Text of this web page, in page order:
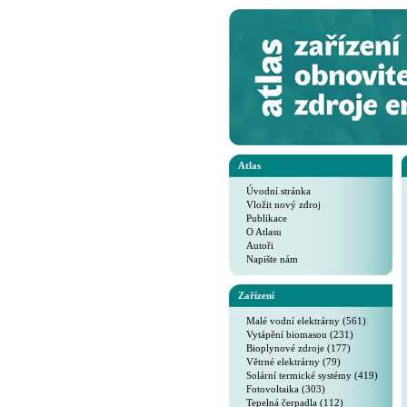
Atlas
Úvodní stránka
Vložit nový zdroj
Publikace
O Atlasu
Autoři
Napište nám
Zařízení
Malé vodní elektrárny (561)
Vytápění biomasou (231)
Bioplynové zdroje (177)
Větrné elektrárny (79)
Solární termické systémy (419)
Fotovoltaika (303)
Tepelná čerpadla (112)